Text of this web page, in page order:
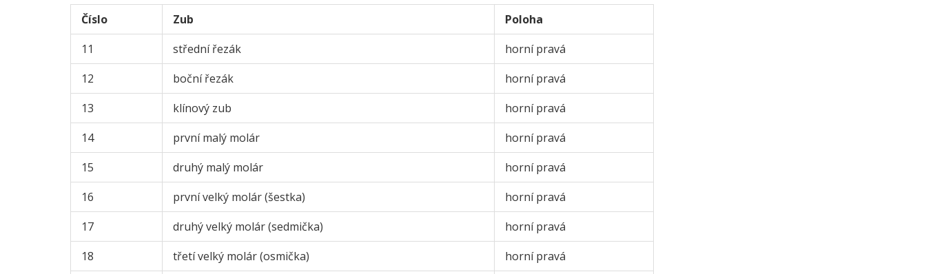
Číslo
Zub
Poloha
11
střední řezák
horní pravá
12
boční řezák
horní pravá
13
klínový zub
horní pravá
14
první malý molár
horní pravá
15
druhý malý molár
horní pravá
16
první velký molár (šestka)
horní pravá
17
druhý velký molár (sedmička)
horní pravá
18
třetí velký molár (osmička) horní pravá